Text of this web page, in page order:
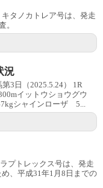
ノカトレア号は、発走
。
況
第3日（2025.5.24） 1R
イットウショウグウ
シャインローザ 5...
トレックス号は、発走
、平成31年1月8日までの